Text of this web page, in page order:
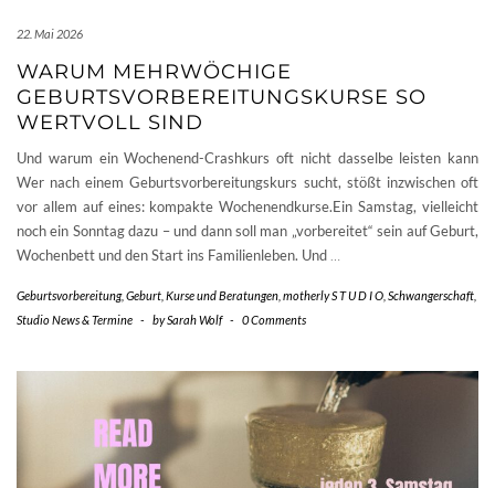
22. Mai 2026
WARUM MEHRWÖCHIGE
GEBURTSVORBEREITUNGSKURSE SO
WERTVOLL SIND
Und warum ein Wochenend-Crashkurs oft nicht dasselbe leisten kann
Wer nach einem Geburtsvorbereitungskurs sucht, stößt inzwischen oft
vor allem auf eines: kompakte Wochenendkurse.Ein Samstag, vielleicht
noch ein Sonntag dazu – und dann soll man „vorbereitet“ sein auf Geburt,
Wochenbett und den Start ins Familienleben. Und
Geburtsvorbereitung, Geburt Kurse und Beratungen motherly S T U D I O Schwangerschaft
Studio News & Termine - bySarah Wolf - 0 Comments